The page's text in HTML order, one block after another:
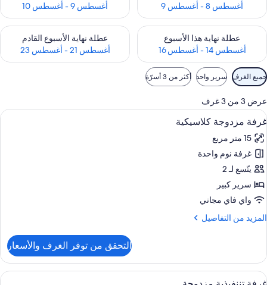
أغسطس 8 - أغسطس 9
أغسطس 9 - أغسطس 10
عطلة نهاية هذا الأسبوع
أغسطس 14 - أغسطس 16
تحقق من مدى التوفر لعطلة نهاية هذا الأسبوع للفترة أغسطس 14 - أغسطس 16
عطلة نهاية الأسبوع القادم
أغسطس 21 - أغسطس 23
تحقق من مدى التوفر لعطلة نهاية
عوامل
التصفية
المتاحة
للغرف
جميع الغرف سرير واحد أكثر من 3 أسرّة
عرض 3 من 3 غرف
استعراض
جميع
صور
غرفة
مزدوجة
كلاسيكية
ملاءات للفراش لا تسبب الحساسية وخزنة
4
غرفة مزدوجة كلاسيكية
15 متر مربع
غرفة نوم واحدة
يتّسع لـ 2
سرير كبير
واي فاي مجاني
المزيد من التفاصيل
المزيد
غرفة
مزدوجة
كلاسيكية
التحقق من توفر الغرف والأسعار
استعراض
ملاءات للفراش لا تسبب الحساسية وخزنة
4